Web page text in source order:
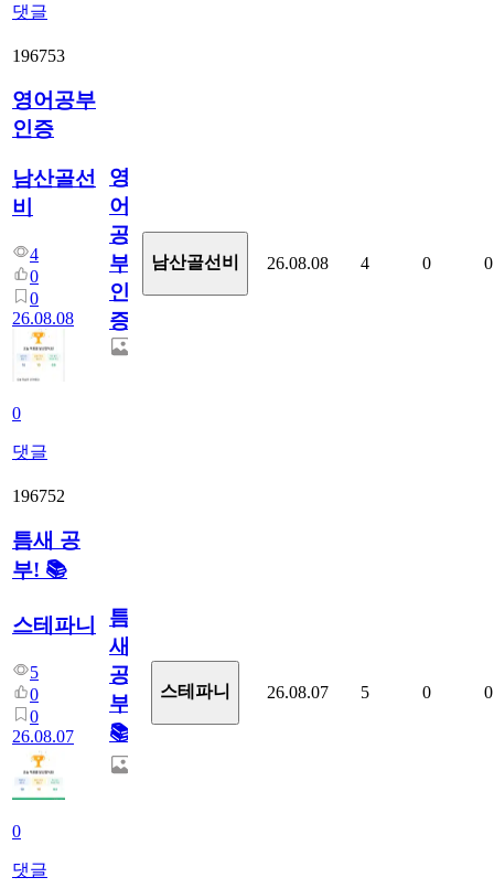
댓글
196753
영어공부
인증
남산골선
비
4
0
0
26.08.08
0
댓글
영
어
공
부
인
증
남산골선비 26.08.08 4 0 0
196752
틈새 공
부! 📚
스테파니
5
0
0
26.08.07
0
댓글
틈
새
공
부!
📚
스테파니 26.08.07 5 0 0